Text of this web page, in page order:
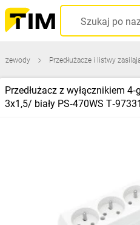
Przedłużacze i listwy
Przedłużacz z wyłącznikiem
3x1,5/ biały PS‑470WS